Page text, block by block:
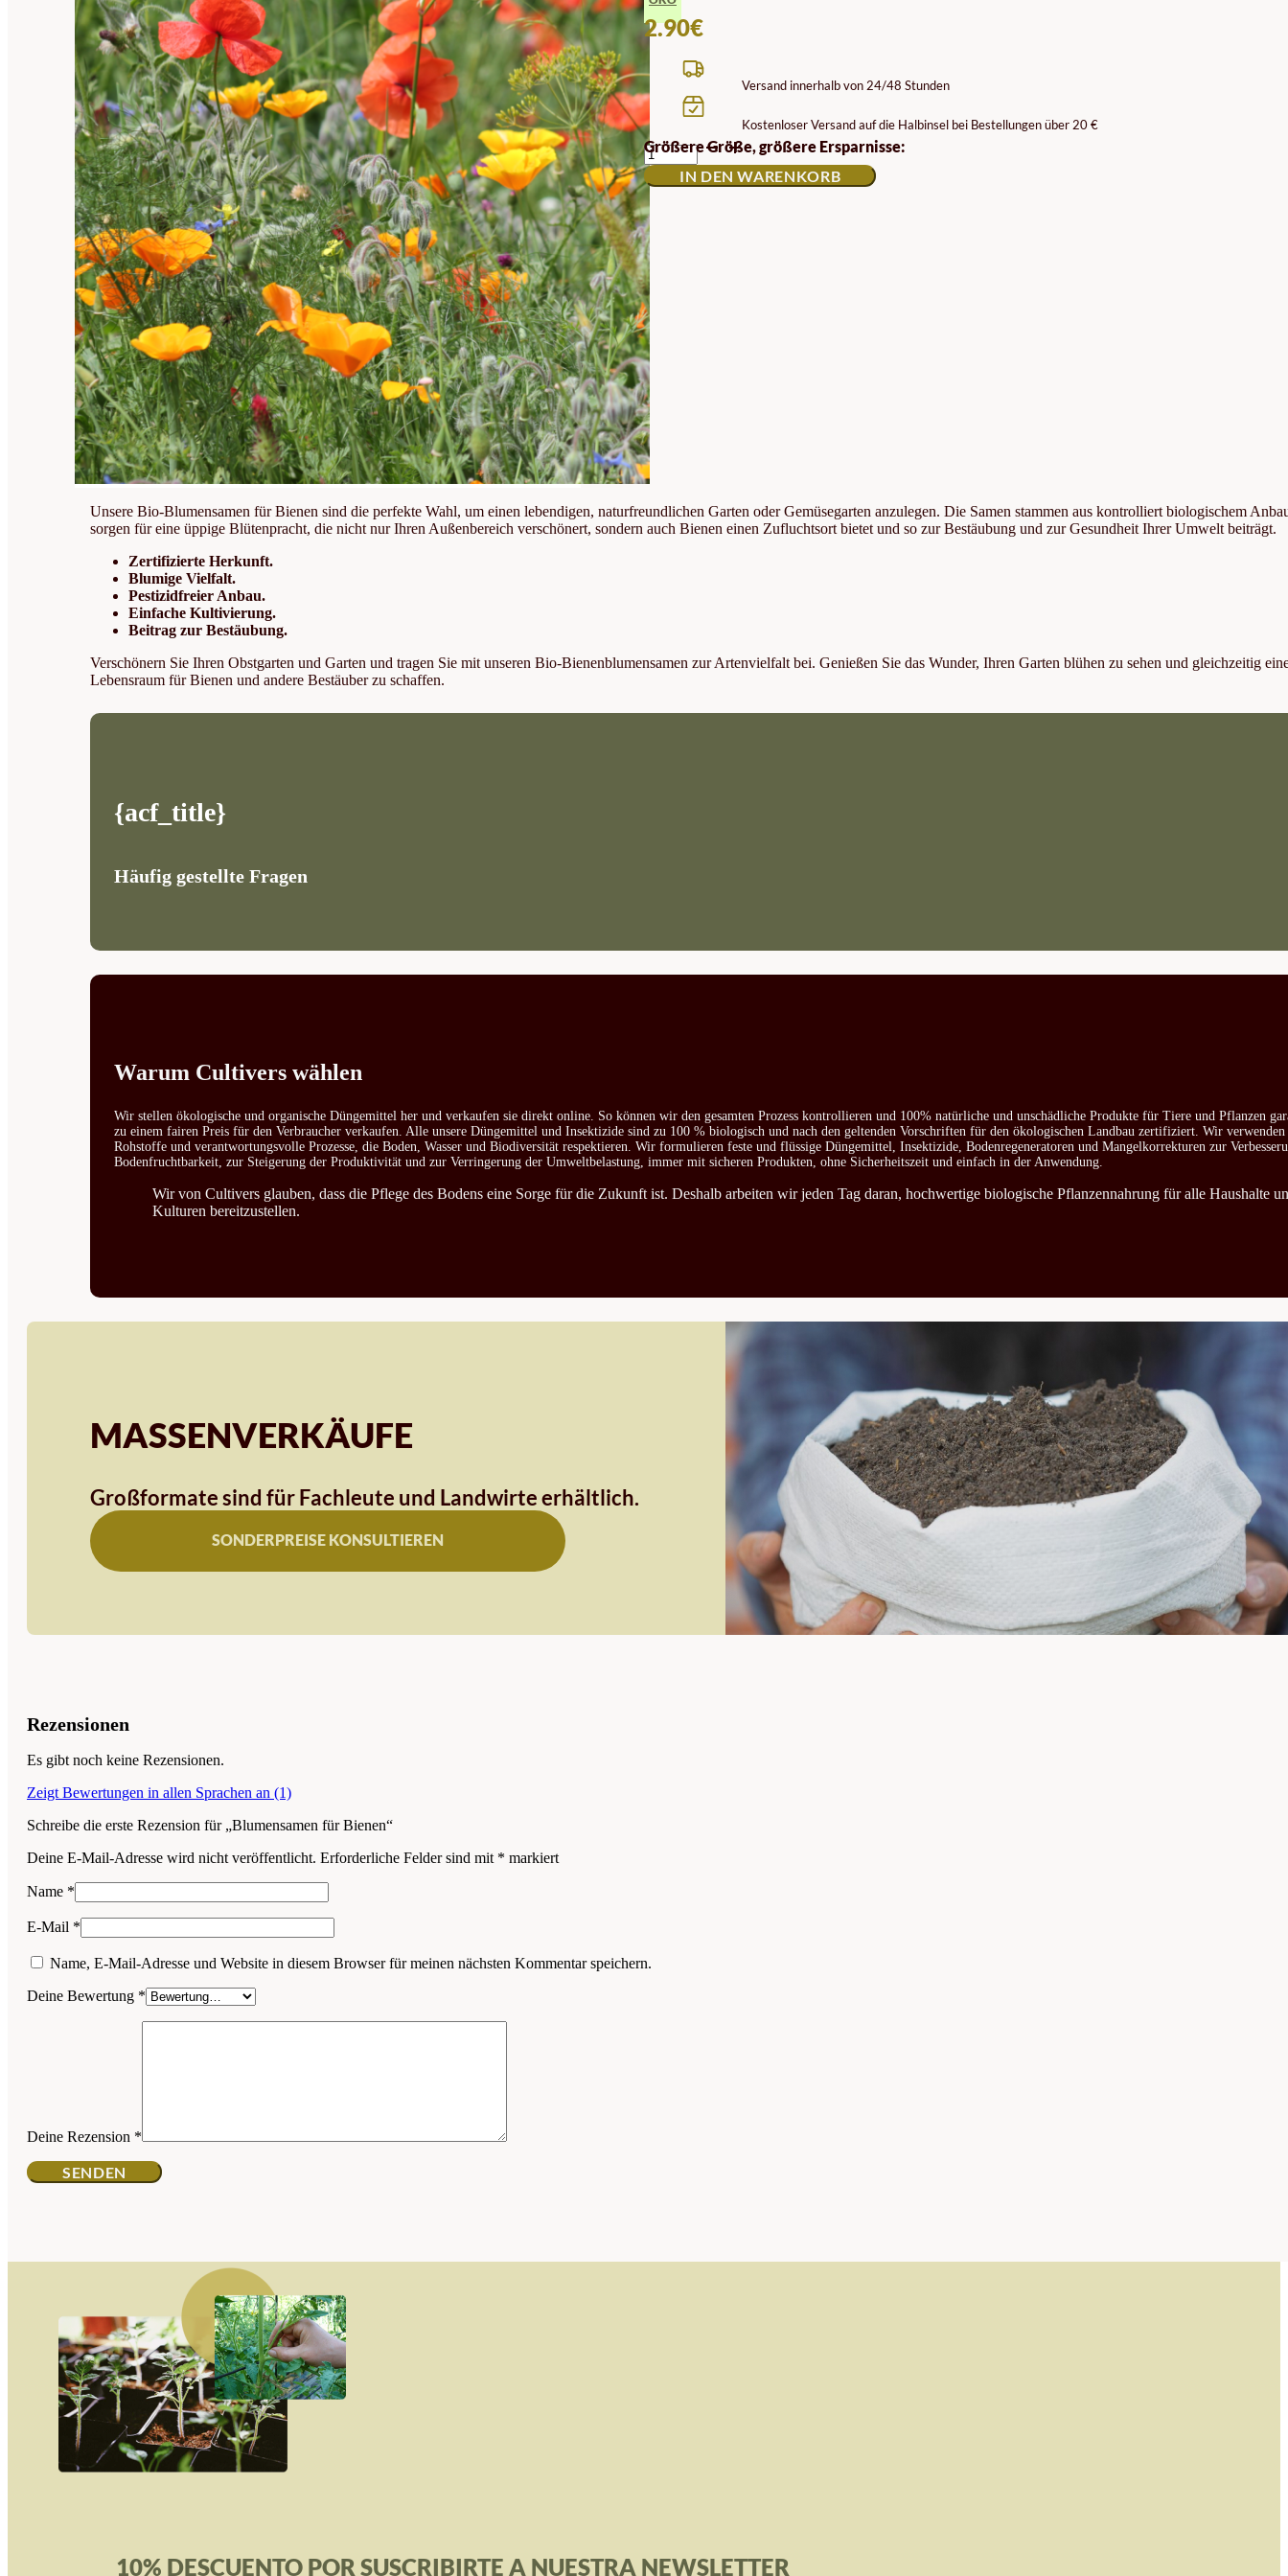
2.90€
Versand innerhalb von 24/48 Stunden
Kostenloser Versand auf die Halbinsel bei Bestellungen über 20 €
Größere Größe, größere Ersparnisse:
BLUMENSAMEN
FÜR
BIENEN
MENGE
IN DEN WARENKORB
Unsere Bio-Blumensamen für Bienen sind die perfekte Wahl, um einen lebendigen, naturfreundlichen Garten oder Gemüsegarten anzulegen. Die Samen stammen aus kontrolliert biologischem
sorgen für eine üppige Blütenpracht, die nicht nur Ihren Außenbereich verschönert, sondern auch Bienen einen Zufluchtsort bietet und so zur Bestäubung und zur Gesundheit Ihrer Umwelt beiträgt.
Zertifizierte Herkunft.
Blumige Vielfalt.
Pestizidfreier Anbau.
Einfache Kultivierung.
Beitrag zur Bestäubung.
Verschönern Sie Ihren Obstgarten und Garten und tragen Sie mit unseren Bio-Bienenblumensamen zur Artenvielfalt bei. Genießen Sie das Wunder, Ihren Garten blühen zu sehen und gleichzeitig
Lebensraum für Bienen und andere Bestäuber zu schaffen.
{acf_title}
Häufig gestellte Fragen
Warum Cultivers wählen
Wir stellen ökologische und organische Düngemittel her und verkaufen sie direkt online. So können wir den gesamten Prozess kontrollieren und 100% natürliche und unschädliche Produkte für Tiere und Pflanzen
zu einem fairen Preis für den Verbraucher verkaufen. Alle unsere Düngemittel und Insektizide sind zu 100 % biologisch und nach den geltenden Vorschriften für den ökologischen Landbau zertifiziert. Wir
Rohstoffe und verantwortungsvolle Prozesse, die Boden, Wasser und Biodiversität respektieren. Wir formulieren feste und flüssige Düngemittel, Insektizide, Bodenregeneratoren und Mangelkorrekturen zur
Bodenfruchtbarkeit, zur Steigerung der Produktivität und zur Verringerung der Umweltbelastung, immer mit sicheren Produkten, ohne Sicherheitszeit und einfach in der Anwendung.
Wir von Cultivers glauben, dass die Pflege des Bodens eine Sorge für die Zukunft ist. Deshalb arbeiten wir jeden Tag daran, hochwertige biologische Pflanzennahrung für alle Haushalte
Kulturen bereitzustellen.
MASSENVERKÄUFE
Großformate sind für Fachleute und Landwirte erhältlich.
SONDERPREISE KONSULTIEREN
Rezensionen
Es gibt noch keine Rezensionen.
Zeigt Bewertungen in allen Sprachen an (1)
Schreibe die erste Rezension für „Blumensamen für Bienen“
Deine E-Mail-Adresse wird nicht veröffentlicht. Erforderliche Felder sind mit * markiert
Name *
E-Mail *
Name, E-Mail-Adresse und Website in diesem Browser für meinen nächsten Kommentar speichern.
Deine Bewertung *
Deine Rezension *
10% DESCUENTO POR SUSCRIBIRTE A NUESTRA NEWSLETTER